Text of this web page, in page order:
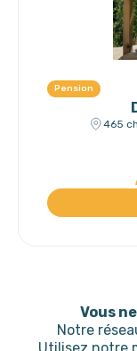
Pension
465
Vous
Notre